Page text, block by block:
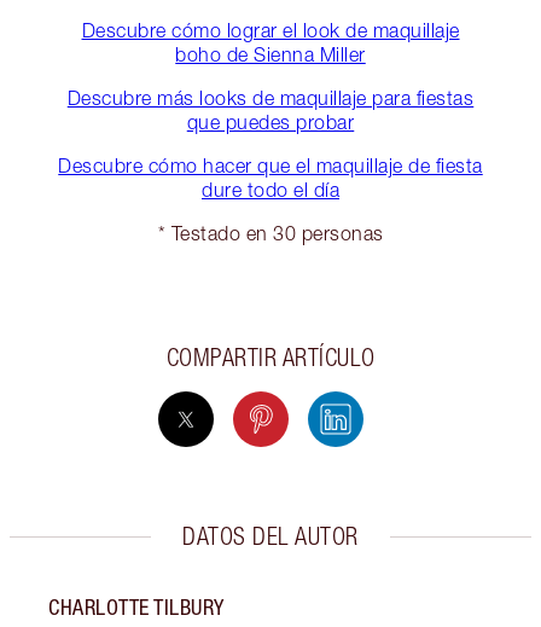
Descubre cómo lograr el look de maquillaje
boho de Sienna Miller
Descubre más looks de maquillaje para fiestas
que puedes probar
Descubre cómo hacer que el maquillaje de fiesta
dure todo el día
* Testado en 30 personas
COMPARTIR ARTÍCULO
DATOS DEL AUTOR
CHARLOTTE TILBURY